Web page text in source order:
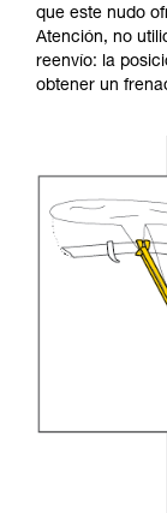
que este nudo
Atención, no
reenvío: la
obtener un